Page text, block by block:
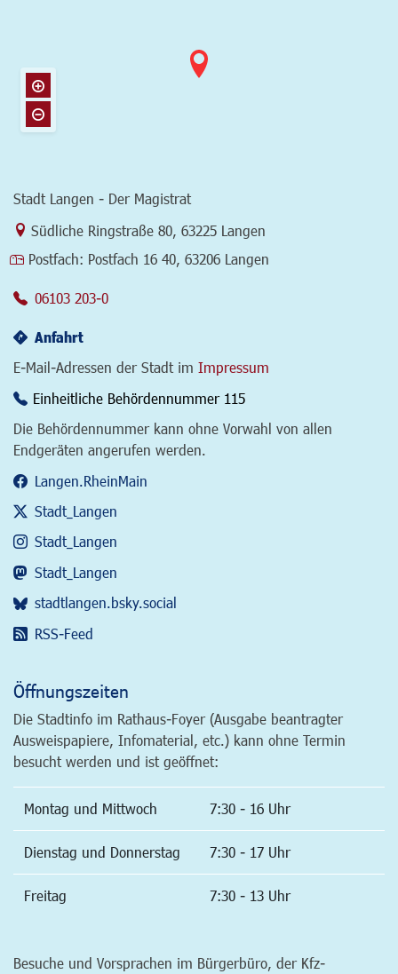
Stadt Langen - Der Magistrat
Link zur Google-Maps Navigation
Südliche Ringstraße 80, 63225 Langen
Postfach: Postfach 16 40, 63206 Langen
06103 203-0
Anfahrt
E-Mail-Adressen der Stadt im Impressum
Einheitliche Behördennummer 115
Die Behördennummer kann ohne Vorwahl von allen
Endgeräten angerufen werden.
Langen.RheinMain
Stadt_Langen
Stadt_Langen
Stadt_Langen
stadtlangen.bsky.social
RSS-Feed
Öffnungszeiten
Die Stadtinfo im Rathaus-Foyer (Ausgabe beantragter
Ausweispapiere, Infomaterial, etc.) kann ohne Termin
besucht werden und ist geöffnet:
Montag und Mittwoch 7:30 - 16 Uhr
Dienstag und Donnerstag 7:30 - 17 Uhr
Freitag 7:30 - 13 Uhr
Besuche und Vorsprachen im Bürgerbüro, der Kfz-